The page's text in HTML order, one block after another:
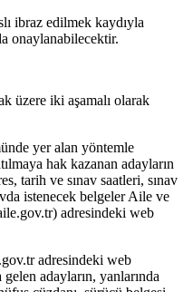
ibraz edilmek kaydıyla
onaylanabilecektir.
üzere iki aşamalı olarak
yer alan yöntemle
hak kazanan adayların
tarih ve sınav saatleri, sınav
istenecek belgeler Aile ve
adresindeki web
adresindeki web
gelen adayların, yanlarında